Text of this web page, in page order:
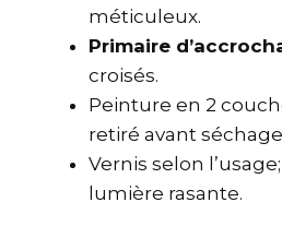
méticuleux.
Primaire
croisés.
Peinture en 2
retiré avant
Vernis selon
lumière rasante.